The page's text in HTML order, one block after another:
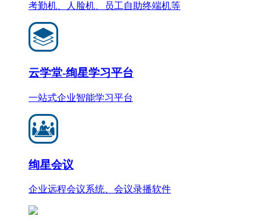
考勤机、人脸机、员工自助终端机等
云学堂-绚星学习平台
一站式企业智能学习平台
绚星会议
企业远程会议系统、会议录播软件